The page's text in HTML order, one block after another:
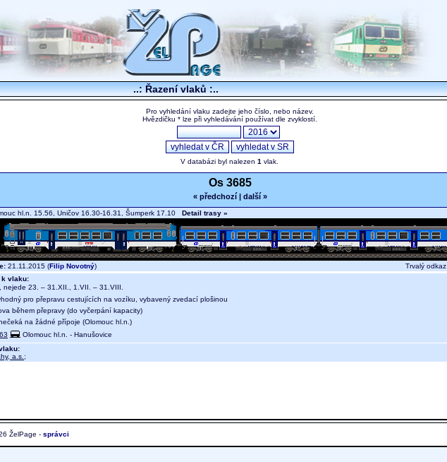
..: Řazení vlaků :..
Pro vyhledání vlaku zadejte jeho číslo, nebo název.
Hvězdičku * lze při vyhledávání používat dle zvyklostí.
V databázi byl nalezen 1 vlak.
Os 3685
« předchozí| další »
hl.n. 15.56, Uničov 16.30-16.31, Šumperk 17.10 Detail trasy »
21.11.2015 (Filip Novotný) Trvalý odkaz
k vlaku:
, nejede 23. – 31.XII., 1.VII. – 31.VIII.
pro přepravu cestujících na vozíku, vybavený zvedací plošinou
během přepravy (do vyčerpání kapacity)
na žádné přípoje (Olomouc hl.n.)
Olomouc hl.n. - Hanušovice
a.s. ;
ŽelPage - správci